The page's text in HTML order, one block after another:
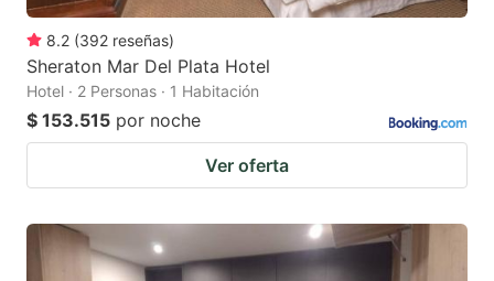
8.2 (392 reseñas)
Sheraton Mar Del Plata Hotel
Hotel · 2 Personas · 1 Habitación
$ 153.515 por noche
Ver oferta